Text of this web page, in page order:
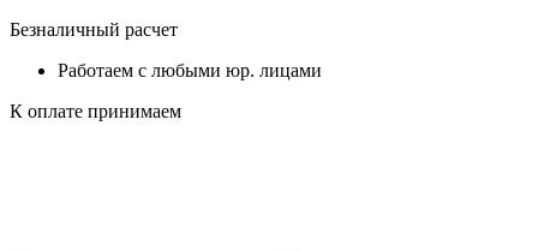
Безналичный расчет
Работаем с любыми юр. лицами
К оплате принимаем